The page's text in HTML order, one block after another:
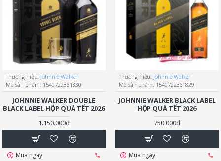
Thương hiệu: Johnnie Walker
Mã sản phẩm: 1540722361830
JOHNNIE WALKER DOUBLE
BLACK LABEL HỘP QUÀ TẾT 2026
1.150.000đ
Mua ngay
Thương hiệu: Johnnie Walker
Mã sản phẩm: 1540722361829
JOHNNIE WALKER BLACK LABEL
HỘP QUÀ TẾT 2026
750.000đ
Mua ngay